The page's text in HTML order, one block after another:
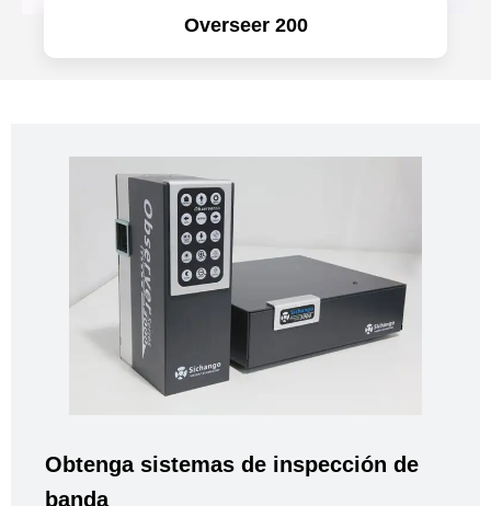
Overseer 200
Obtenga sistemas de inspección de
banda